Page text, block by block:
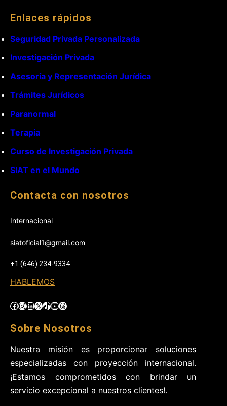
Enlaces rápidos
Seguridad Privada Personalizada
Investigación Privada
Asesoría y Representación Jurídica
Trámites Jurídicos
Paranormal
Terapia
Curso de Investigación Privada
SIAT en el Mundo
Contacta con nosotros
Internacional
siatoficial1@gmail.com
+1 (646) 234-9334
HABLEMOS
Facebook InstagramLinkedIn X TikTok YouTube Threads
Sobre Nosotros
Nuestra misión es proporcionar soluciones
especializadas con proyección internacional.
¡Estamos comprometidos con brindar un
servicio excepcional a nuestros clientes!.